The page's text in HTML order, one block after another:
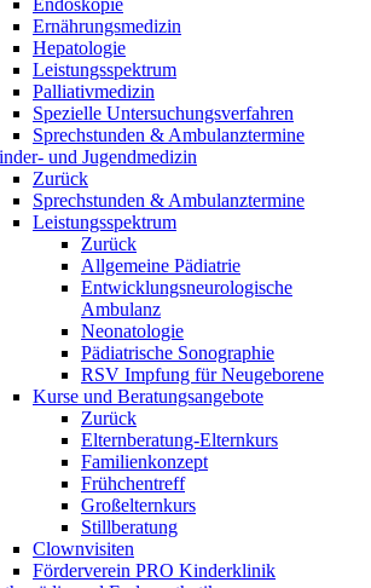
Endoskopie
Ernährungsmedizin
Hepatologie
Leistungsspektrum
Palliativmedizin
Spezielle Untersuchungsverfahren
Sprechstunden & Ambulanztermine
und Jugendmedizin
Zurück
Sprechstunden & Ambulanztermine
Leistungsspektrum
Zurück
Allgemeine Pädiatrie
Entwicklungsneurologische
Ambulanz
Neonatologie
Pädiatrische Sonographie
RSV Impfung für Neugeborene
Kurse und Beratungsangebote
Zurück
Elternberatung-Elternkurs
Familienkonzept
Frühchentreff
Großelternkurs
Stillberatung
Clownvisiten
Förderverein PRO Kinderklinik